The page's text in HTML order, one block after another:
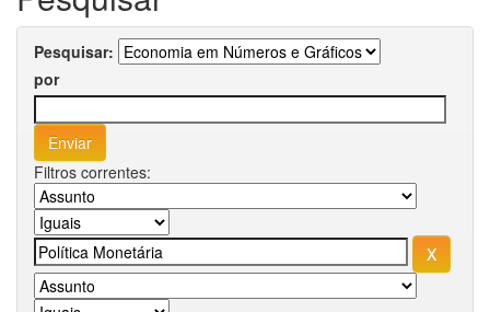
Pesquisar:
por
Filtros correntes: